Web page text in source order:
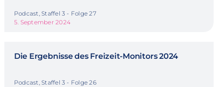
Podcast, Staffel 3 - Folge 27
5. September 2024
Die Ergebnisse des Freizeit-Monitors 2024
Podcast, Staffel 3 - Folge 26